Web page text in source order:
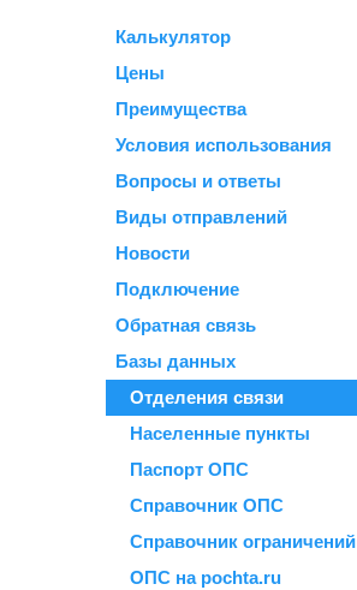
Калькулятор
Цены
Преимущества
Условия использования
Вопросы и ответы
Виды отправлений
Новости
Подключение
Обратная связь
Базы данных
Отделения связи
Населенные пункты
Паспорт ОПС
Справочник ОПС
Справочник ограничений
ОПС на pochta.ru